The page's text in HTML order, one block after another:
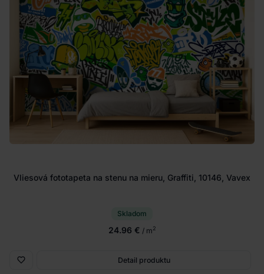
Vliesová fototapeta na stenu na mieru, Graffiti, 10146, Vavex
Skladom
24.96 € / m2
Detail produktu